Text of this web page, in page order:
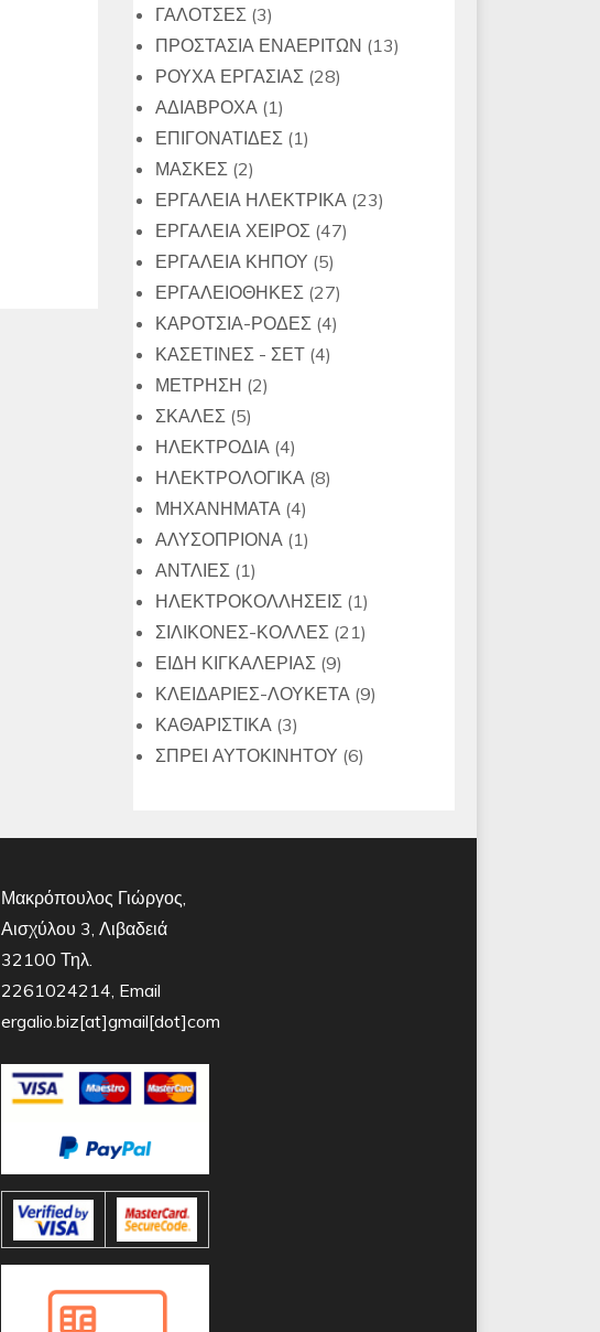
ΓΑΛΟΤΣΕΣ 33
προϊόντα
ΠΡΟΣΤΑΣΙΑ ΕΝΑΕΡΙΤΩΝ 1313
ΡΟΥΧΑ ΕΡΓΑΣΙΑΣ 2828
ΑΔΙΑΒΡΟΧΑ 11
προϊόν
ΕΠΙΓΟΝΑΤΙΔΕΣ 11
ΜΑΣΚΕΣ 22
προϊόντα
ΕΡΓΑΛΕΙΑ ΗΛΕΚΤΡΙΚΑ 2323
ΕΡΓΑΛΕΙΑ ΧΕΙΡΟΣ 4747
ΕΡΓΑΛΕΙΑ ΚΗΠΟΥ 55
προϊόντα
ΕΡΓΑΛΕΙΟΘΗΚΕΣ 2727
προϊόντα
ΚΑΡΟΤΣΙΑ-ΡΟΔΕΣ 44
ΚΑΣΕΤΙΝΕΣ - ΣΕΤ 44
ΜΕΤΡΗΣΗ 22
ΣΚΑΛΕΣ 55
προϊόντα
ΗΛΕΚΤΡΟΔΙΑ 44
προϊόντα
ΗΛΕΚΤΡΟΛΟΓΙΚΑ 88
ΜΗΧΑΝΗΜΑΤΑ 44
προϊόντα
ΑΛΥΣΟΠΡΙΟΝΑ 11
ΑΝΤΛΙΕΣ 11
προϊόν
ΗΛΕΚΤΡΟΚΟΛΛΗΣΕΙΣ 11
προϊόν
ΣΙΛΙΚΟΝΕΣ-ΚΟΛΛΕΣ 2121
ΕΙΔΗ ΚΙΓΚΑΛΕΡΙΑΣ 99
προϊόντα
ΚΛΕΙΔΑΡΙΕΣ-ΛΟΥΚΕΤΑ 99
ΚΑΘΑΡΙΣΤΙΚΑ 33
προϊόντα
ΣΠΡΕΙ ΑΥΤΟΚΙΝΗΤΟΥ 66
Μακρόπουλος Γιώργος,
Αισχύλου 3, Λιβαδειά
32100 Τηλ.
2261024214, Email
ergalio.biz[at]gmail[dot]com